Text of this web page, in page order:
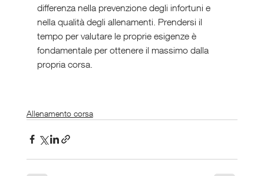
differenza nella prevenzione degli infortuni e
nella qualità degli allenamenti. Prendersi il
tempo per valutare le proprie esigenze è
fondamentale per ottenere il massimo dalla
propria corsa.
Allenamento corsa